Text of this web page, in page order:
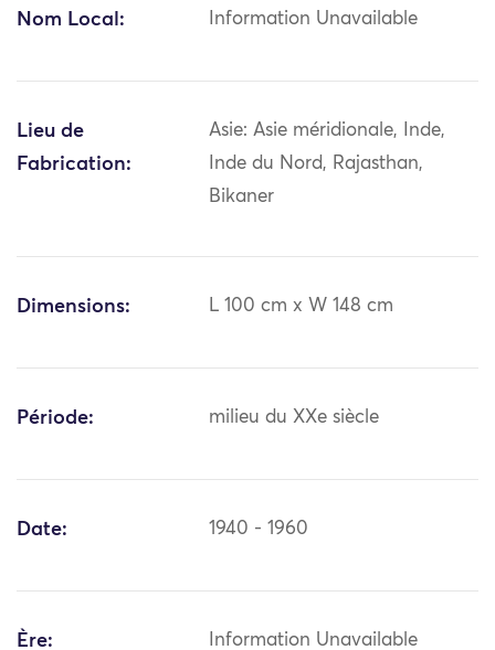
Nom Local: Information Unavailable
Lieu de
Fabrication:
Asie: Asie méridionale, Inde,
Inde du Nord, Rajasthan,
Bikaner
Dimensions: L 100 cm x W 148 cm
Période: milieu du XXe siècle
Date: 1940 - 1960
Ère: Information Unavailable